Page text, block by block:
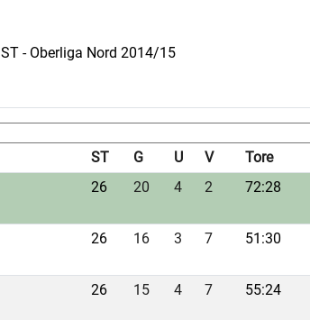
ST - Oberliga Nord 2014/15
ST G U V Tore
26 20 4 2 72:28
26 16 3 7 51:30
26 15 4 7 55:24